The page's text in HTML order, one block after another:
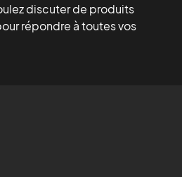
discuter de produits
répondre à toutes vos